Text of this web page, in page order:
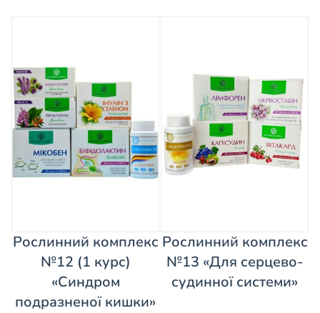
Рослинний комплекс
№12 (1 курс)
«Синдром
подразненої кишки»
Рослинний комплекс
№13 «Для серцево-
судинної системи»